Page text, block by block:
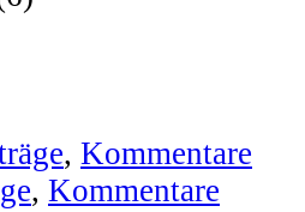
, Kommentare
, Kommentare